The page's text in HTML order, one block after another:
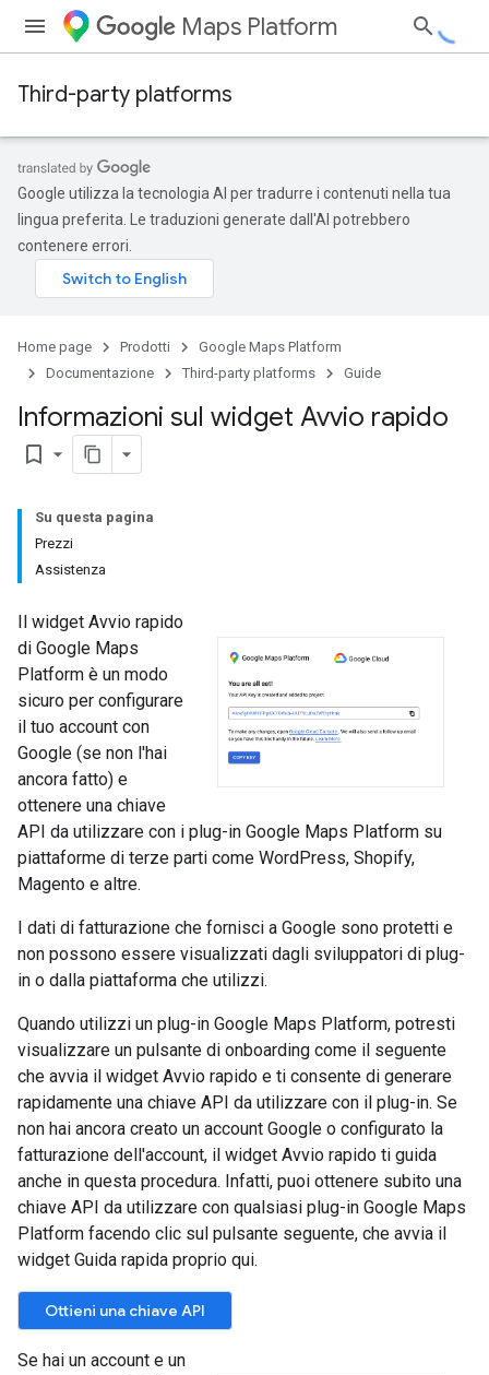
Maps Platform
Third-party platforms
Google utilizza la tecnologia AI per tradurre i contenuti nella tua
lingua preferita. Le traduzioni generate dall'AI potrebbero
contenere errori.
Home page Prodotti
Google Maps Platform
Documentazione
Third-party platforms Guide
Informazioni sul widget Avvio rapido
bookmark_border
Su questa pagina
Prezzi
Assistenza
Il widget Avvio rapido
di Google Maps
Platform è un modo
sicuro per configurare
il tuo account con
Google (se non l'hai
ancora fatto) e
ottenere una chiave
API da utilizzare con i plug-in Google Maps Platform su
piattaforme di terze parti come WordPress, Shopify,
Magento e altre.
I dati di fatturazione che fornisci a Google sono protetti e
non possono essere visualizzati dagli sviluppatori di plug-
in o dalla piattaforma che utilizzi.
Quando utilizzi un plug-in Google Maps Platform, potresti
visualizzare un pulsante di onboarding come il seguente
che avvia il widget Avvio rapido e ti consente di generare
rapidamente una chiave API da utilizzare con il plug-in. Se
non hai ancora creato un account Google o configurato la
fatturazione dell'account, il widget Avvio rapido ti guida
anche in questa procedura. Infatti, puoi ottenere subito una
chiave API da utilizzare con qualsiasi plug-in Google Maps
Platform facendo clic sul pulsante seguente, che avvia il
widget Guida rapida proprio qui.
Se hai un account e un